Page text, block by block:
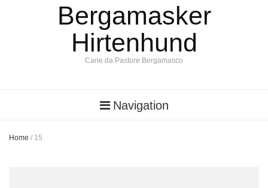
Bergamasker
Hirtenhund
Cane da Pastore Bergamasco
Navigation
Home / 15